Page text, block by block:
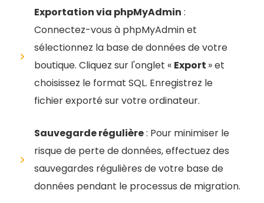
Exportation via phpMyAdmin :
Connectez-vous à phpMyAdmin et
sélectionnez la base de données de votre
boutique. Cliquez sur l'onglet « Export » et
choisissez le format SQL. Enregistrez le
fichier exporté sur votre ordinateur.
Sauvegarde régulière: Pour minimiser le
risque de perte de données, effectuez des
sauvegardes régulières de votre base de
données pendant le processus de migration.